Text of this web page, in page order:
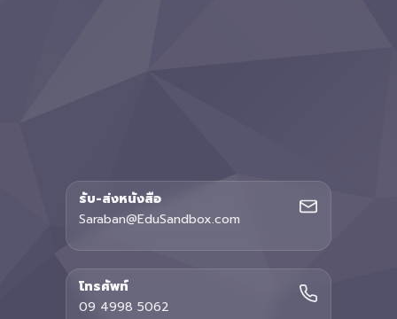
รับ-ส่งหนังสือ
Saraban@EduSandbox.com
โทรศัพท์
09 4998 5062